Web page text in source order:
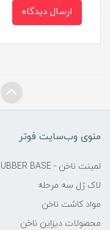
ارسال دیدگاه
منوی وب‌سایت فوتر
لمینت ناخن - RUBBER BASE
لاک ژل سه مرحله
مواد کاشت ناخن
محصولات دیزاین ناخن